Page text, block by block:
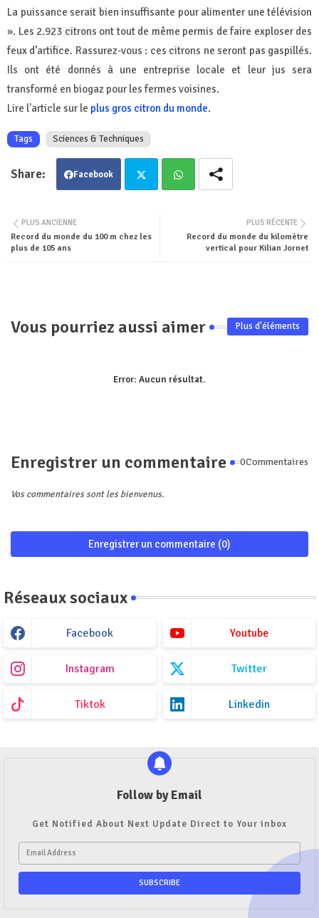
La puissance serait bien insuffisante pour alimenter une télévision
». Les 2.923 citrons ont tout de même permis de faire exploser des
feux d’artifice. Rassurez-vous : ces citrons ne seront pas gaspillés.
Ils ont été donnés à une entreprise locale et leur jus sera
transformé en biogaz pour les fermes voisines.
Lire l'article sur le plus gros citron du monde.
Tags Sciences & Techniques
Facebook
ter
PLUS RÉCENTE
Record du monde du kilomètre
vertical pour Kilian Jornet
PLUS ANCIENNE
Record du monde du 100 m chez les
plus de 105 ans
Vous pourriez aussi aimer Plus d'éléments
Error: Aucun résultat.
Enregistrer un commentaire 0Commentaires
Vos commentaires sont les bienvenus.
Enregistrer un commentaire (0)
Réseaux sociaux
Facebook Youtube
Instagram Twitter
Tiktok Linkedin
Follow by Email
Get Notified About Next Update Direct to Your inbox